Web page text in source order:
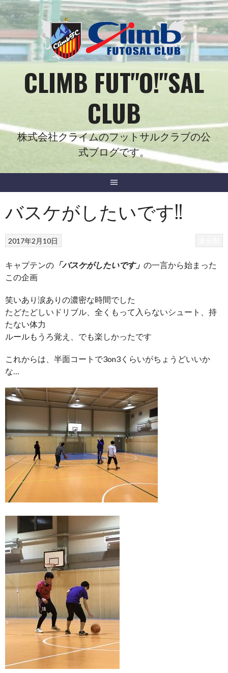
Skip
to
content
CLIMB FUT"O!"SAL
CLUB
株式会社クライムのフットサルクラブの公
式ブログです。
バスケがしたいです!!
2017年2月10日
キャプテンの 「バスケがしたいです」 の一言から始まった
この企画
笑いあり涙ありの濃密な時間でした
たどたどしいドリブル、全くもって入らないシュート、持
たない体力
ルールもうろ覚え、でも楽しかったです
これからは、半面コートで3on3くらいがちょうどいいか
な…